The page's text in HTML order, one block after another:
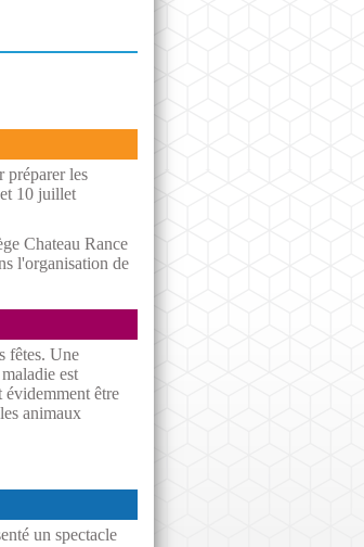
préparer les
10 juillet
Chateau Rance
l'organisation de
fêtes. Une
est
évidemment être
animaux
un spectacle